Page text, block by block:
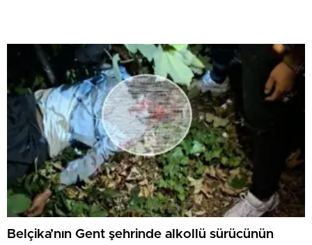
Belçika’nın Gent şehrinde alkollü sürücünün